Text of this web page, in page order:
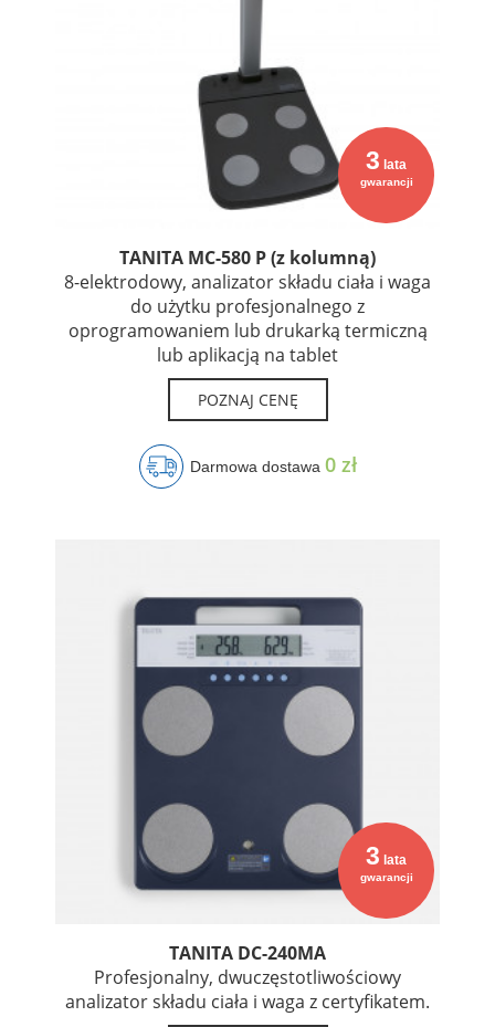
3 lata
gwarancji
TANITA MC-580 P (z kolumną)
8-elektrodowy, analizator składu ciała i waga
do użytku profesjonalnego z
oprogramowaniem lub drukarką termiczną
lub aplikacją na tablet
POZNAJ CENĘ
Darmowa dostawa 0 zł
3 lata
gwarancji
TANITA DC-240MA
Profesjonalny, dwuczęstotliwościowy
analizator składu ciała i waga z certyfikatem.